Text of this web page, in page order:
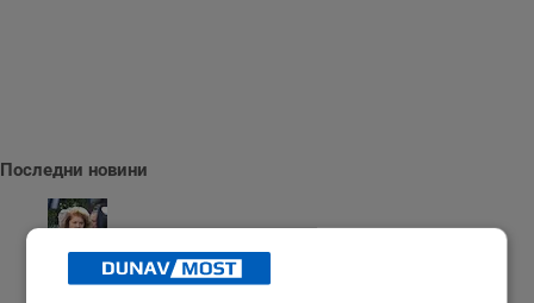
Последни новини
Президентът: Държавата трябва да подпомогне